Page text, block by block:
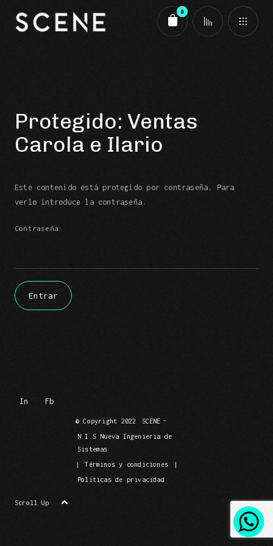
0
Protegido: Ventas
Carola e Ilario
Este contenido está protegido por contraseña. Para
verlo introduce la contraseña.
Contraseña:
In Fb
© Copyright 2022 SCENE -
N.I.S Nueva Ingenieria de
Sistemas
| Términos y condiciones |
Políticas de privacidad
Scroll Up